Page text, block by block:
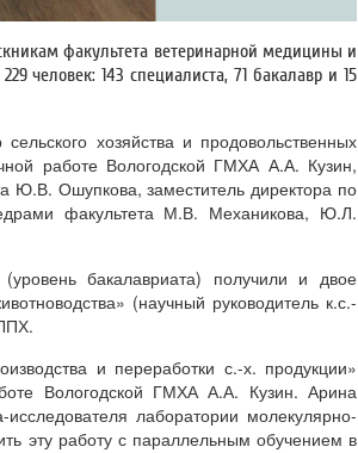
факультета ветеринарной медицины и
человек: 143 специалиста, 71 бакалавр и 15
хозяйства и продовольственных
работе Вологодской ГМХА А.А. Кузин,
Ю.В. Ошупкова, заместитель директора по
факультета М.В. Механикова, Ю.Л.
бакалавриата) получили и двое
(научный руководитель к.с.-
и переработки с.-х. продукции»
Вологодской ГМХА А.А. Кузин. Арина
лаборатории молекулярно-
эту работу с параллельным обучением в